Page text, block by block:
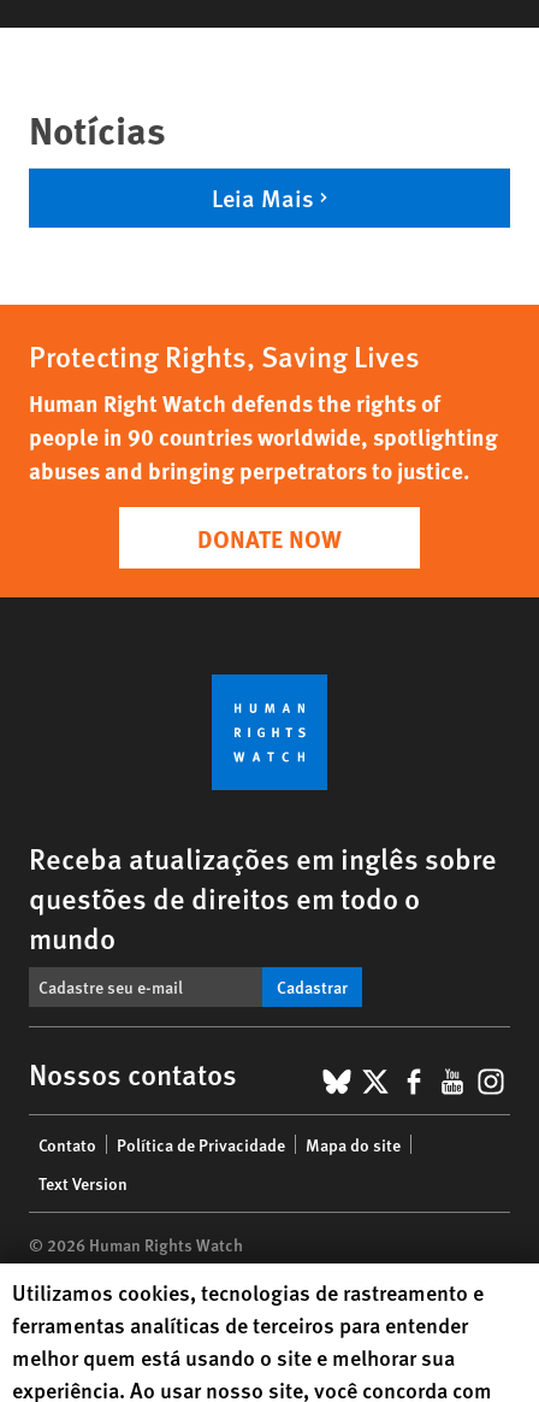
Notícias
Leia Mais
Protecting Rights, Saving Lives
Human Right Watch defends the rights of
people in 90 countries worldwide, spotlighting
abuses and bringing perpetrators to justice.
DONATE NOW
Receba atualizações em inglês sobre
questões de direitos em todo o
mundo
Cadastrar
Nossos contatos BlueSky
X
menu
Contato Política de Privacidade
Mapa do site
Text Version
© 2026 Human Rights Watch
Human Rights Watch| 350 Fifth Avenue, 34th Floor | New York,
10118-3299USA|t1.212.290.4700
Human Rights Watch is a 501(C)(3) nonprofit registered in the US
under EIN: 13-2875808
Human Rights Watch cookie preferences
Utilizamos cookies, tecnologias de rastreamento e
ferramentas analíticas de terceiros para entender
melhor quem está usando o site e melhorar sua
experiência. Ao usar nosso site, você concorda com